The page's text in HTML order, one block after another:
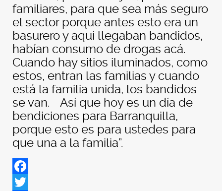
familiares, para que sea más seguro
el sector porque antes esto era un
basurero y aquí llegaban bandidos,
habían consumo de drogas acá.
Cuando hay sitios iluminados, como
estos, entran las familias y cuando
está la familia unida, los bandidos
se van. Así que hoy es un día de
bendiciones para Barranquilla,
porque esto es para ustedes para
que una a la familia”.
Facebook